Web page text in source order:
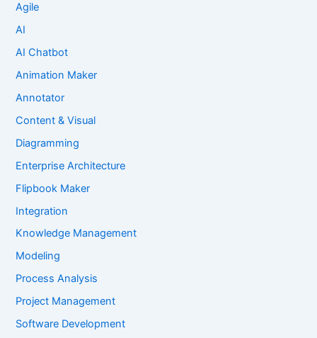
Agile
AI
AI Chatbot
Animation Maker
Annotator
Content & Visual
Diagramming
Enterprise Architecture
Flipbook Maker
Integration
Knowledge Management
Modeling
Process Analysis
Project Management
Software Development